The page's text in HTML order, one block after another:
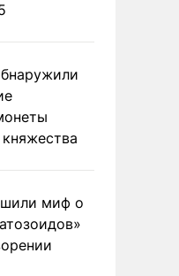
миф о